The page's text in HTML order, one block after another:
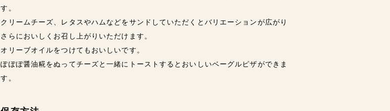
す。
クリームチーズ、レタスやハムなどをサンドしていただくとバリエーションが広がり
さらにおいしくお召し上がりいただけます。
オリーブオイルをつけてもおいしいです。
ぽぽぽ醤油糀をぬってチーズと一緒にトーストするとおいしいベーグルピザができま
す。